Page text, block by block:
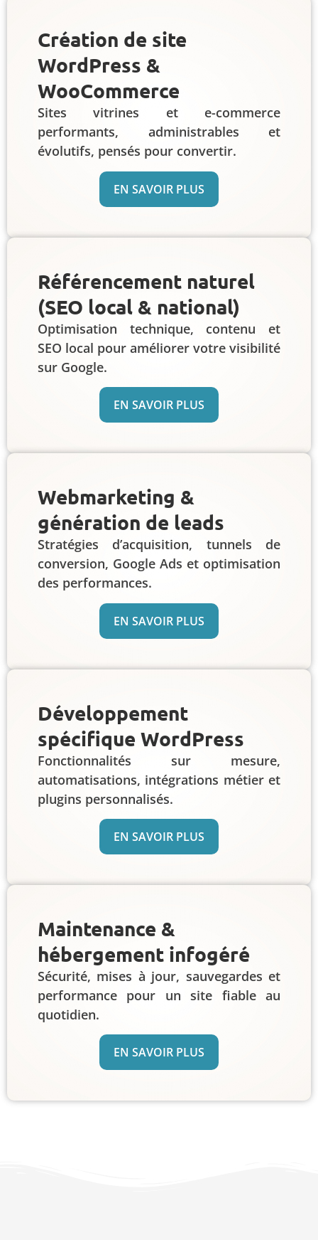
Création de site
WordPress &
WooCommerce
Sites vitrines et e-commerce
performants, administrables et
évolutifs, pensés pour convertir.
EN SAVOIR PLUS
Référencement naturel
(SEO local & national)
Optimisation technique, contenu et
SEO local pour améliorer votre visibilité
sur Google.
EN SAVOIR PLUS
Webmarketing &
génération de leads
Stratégies d’acquisition, tunnels de
conversion, Google Ads et optimisation
des performances.
EN SAVOIR PLUS
Développement
spécifique WordPress
Fonctionnalités sur mesure,
automatisations, intégrations métier et
plugins personnalisés.
EN SAVOIR PLUS
Maintenance &
hébergement infogéré
Sécurité, mises à jour, sauvegardes et
performance pour un site fiable au
quotidien.
EN SAVOIR PLUS